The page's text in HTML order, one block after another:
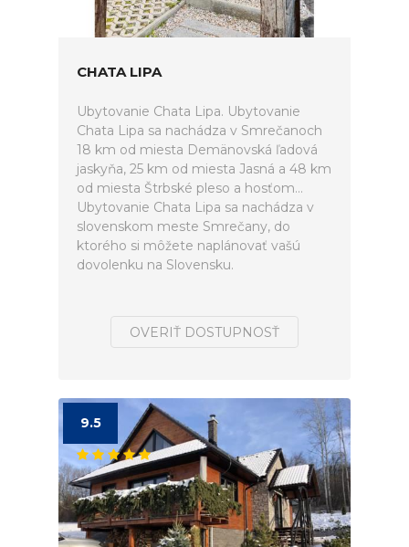
CHATA LIPA
Ubytovanie Chata Lipa. Ubytovanie
Chata Lipa sa nachádza v Smrečanoch
18 km od miesta Demänovská ľadová
jaskyňa, 25 km od miesta Jasná a 48 km
od miesta Štrbské pleso a hosťom...
Ubytovanie Chata Lipa sa nachádza v
slovenskom meste Smrečany, do
ktorého si môžete naplánovať vašú
dovolenku na Slovensku.
OVERIŤ DOSTUPNOSŤ
9.5